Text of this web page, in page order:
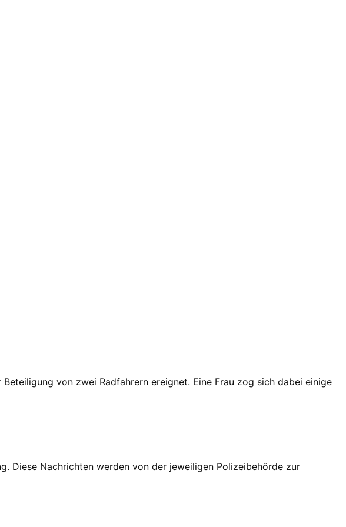
von zwei Radfahrern ereignet. Eine Frau zog sich dabei einige
Diese Nachrichten werden von der jeweiligen Polizeibehörde zur